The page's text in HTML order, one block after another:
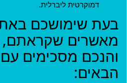
דמוקרטית ליברלית.
בעת שימושכם
מאשרים
והנכם מסכימים
הבאים:
תקנון ארגונים שותפים
תנאי שימוש
מדיניות פרטיות
הצהרת נגישות
ארגונים שותפים